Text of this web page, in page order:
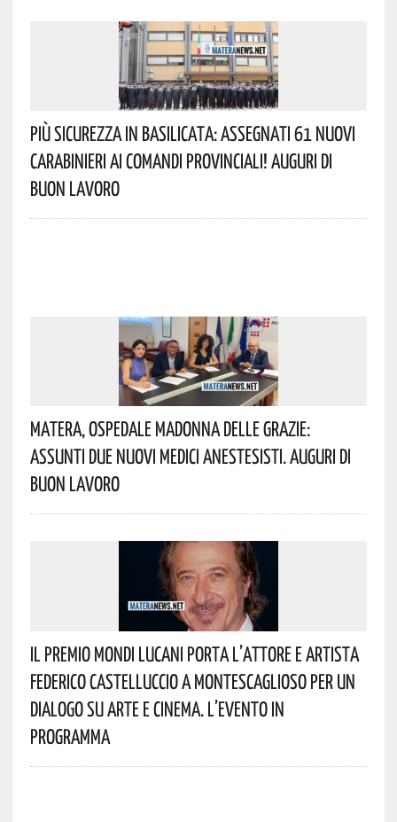
Più Sicurezza In Basilicata: Assegnati 61 Nuovi
Carabinieri Ai Comandi Provinciali! Auguri Di
Buon Lavoro
Matera, Ospedale Madonna Delle Grazie:
Assunti Due Nuovi Medici Anestesisti. Auguri Di
Buon Lavoro
Il Premio Mondi Lucani Porta L’attore E Artista
Federico Castelluccio A Montescaglioso Per Un
Dialogo Su Arte E Cinema. L’evento In
Programma